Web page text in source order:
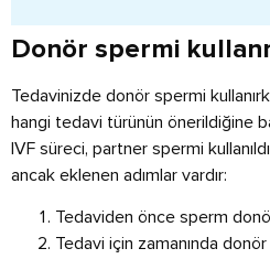
Donör spermi
Tedavinizde donör spermi
hangi tedavi türünün önerildiğine
IVF süreci, partner spermi
ancak eklenen adımlar vardır:
Tedaviden önce sperm
Tedavi için zamanında